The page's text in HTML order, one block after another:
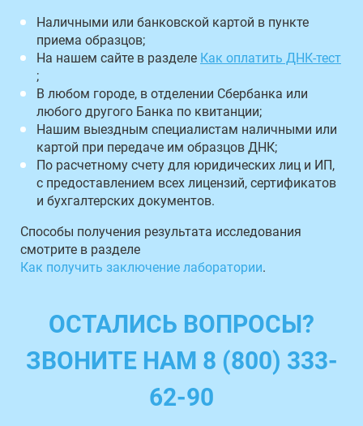
Наличными или банковской картой в пункте
приема образцов;
На нашем сайте в разделе Как оплатить ДНК-тест
;
В любом городе, в отделении Сбербанка или
любого другого Банка по квитанции;
Нашим выездным специалистам наличными или
картой при передаче им образцов ДНК;
По расчетному счету для юридических лиц и ИП,
с предоставлением всех лицензий, сертификатов
и бухгалтерских документов.
Способы получения результата исследования
смотрите в разделе
Как получить заключение лаборатории.
ОСТАЛИСЬ ВОПРОСЫ?
ЗВОНИТЕ НАМ 8 (800) 333-
62-90